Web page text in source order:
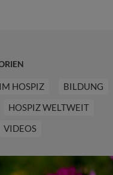
HOSPIZ
BILDUNG
HOSPIZ WELTWEIT
VIDEOS